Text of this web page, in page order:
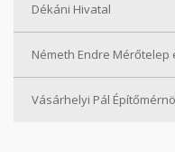
Dékáni Hivatal
Németh Endre Mérőtelep
Vásárhelyi Pál